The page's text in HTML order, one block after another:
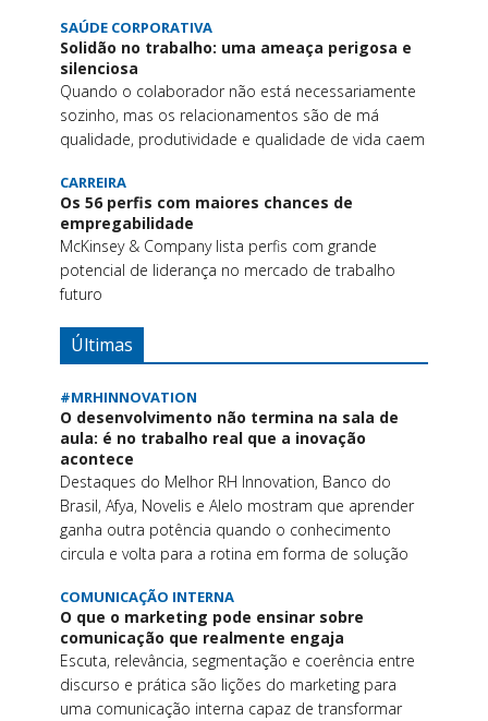
SAÚDE CORPORATIVA
Solidão no trabalho: uma ameaça perigosa e
silenciosa
Quando o colaborador não está necessariamente
sozinho, mas os relacionamentos são de má
qualidade, produtividade e qualidade de vida caem
CARREIRA
Os 56 perfis com maiores chances de
empregabilidade
McKinsey & Company lista perfis com grande
potencial de liderança no mercado de trabalho
futuro
Últimas
#MRHINNOVATION
O desenvolvimento não termina na sala de
aula: é no trabalho real que a inovação
acontece
Destaques do Melhor RH Innovation, Banco do
Brasil, Afya, Novelis e Alelo mostram que aprender
ganha outra potência quando o conhecimento
circula e volta para a rotina em forma de solução
COMUNICAÇÃO INTERNA
O que o marketing pode ensinar sobre
comunicação que realmente engaja
Escuta, relevância, segmentação e coerência entre
discurso e prática são lições do marketing para
uma comunicação interna capaz de transformar